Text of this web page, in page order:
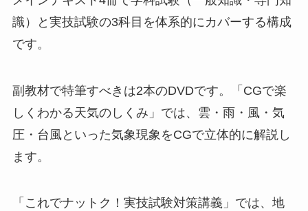
識）と実技試験の3科目を体系的にカバーする構成
です。
副教材で特筆すべきは2本のDVDです。「CGで楽
しくわかる天気のしくみ」では、雲・雨・風・気
圧・台風といった気象現象をCGで立体的に解説し
ます。
「これでナットク！実技試験対策講義」では、地